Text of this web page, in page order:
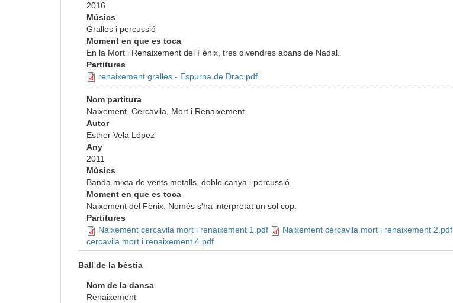
2016
Músics
Gralles i percussió
Moment en que es toca
En la Mort i Renaixement del Fènix, tres divendres abans de Nadal.
Partitures
renaixement gralles - Espurna de Drac.pdf
Nom partitura
Naixement, Cercavila, Mort i Renaixement
Autor
Esther Vela López
Any
2011
Músics
Banda mixta de vents metalls, doble canya i percussió.
Moment en que es toca
Naixement del Fènix. Només s'ha interpretat un sol cop.
Partitures
Naixement cercavila mort i renaixement 1.pdf
Naixement cercavila mort i renaixement 2.pdf
cercavila mort i renaixement 4.pdf
Ball de la bèstia
Nom de la dansa
Renaixement